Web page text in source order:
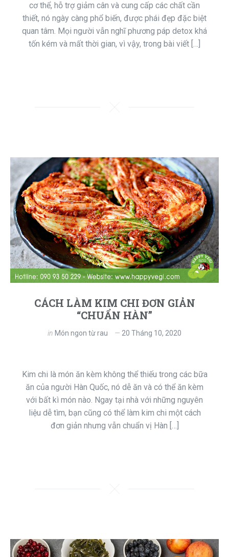
cơ thể, hỗ trợ giảm cân và cung cấp các chất cần
thiết, nó ngày càng phổ biến, được phái đẹp đặc biệt
quan tâm. Mọi người vẫn nghĩ phương páp detox khá
tốn kém và mất thời gian, vì vậy, trong bài viết […]
CÁCH LÀM KIM CHI ĐƠN GIẢN
“CHUẨN HÀN”
in Món ngon từ rau 20 Tháng 10, 2020
Kim chi là món ăn kèm không thể thiếu trong các bữa
ăn của người Hàn Quốc, nó dễ ăn và có thể ăn kèm
với bất kì món nào. Ngay tại nhà với những nguyên
liệu dễ tìm, bạn cũng có thể làm kim chi một cách
đơn giản nhưng vẫn chuẩn vị Hàn […]